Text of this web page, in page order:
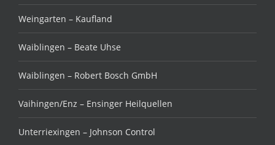
Weingarten – Kaufland
Waiblingen – Beate Uhse
Waiblingen – Robert Bosch GmbH
Vaihingen/Enz – Ensinger Heilquellen
Unterriexingen – Johnson Control